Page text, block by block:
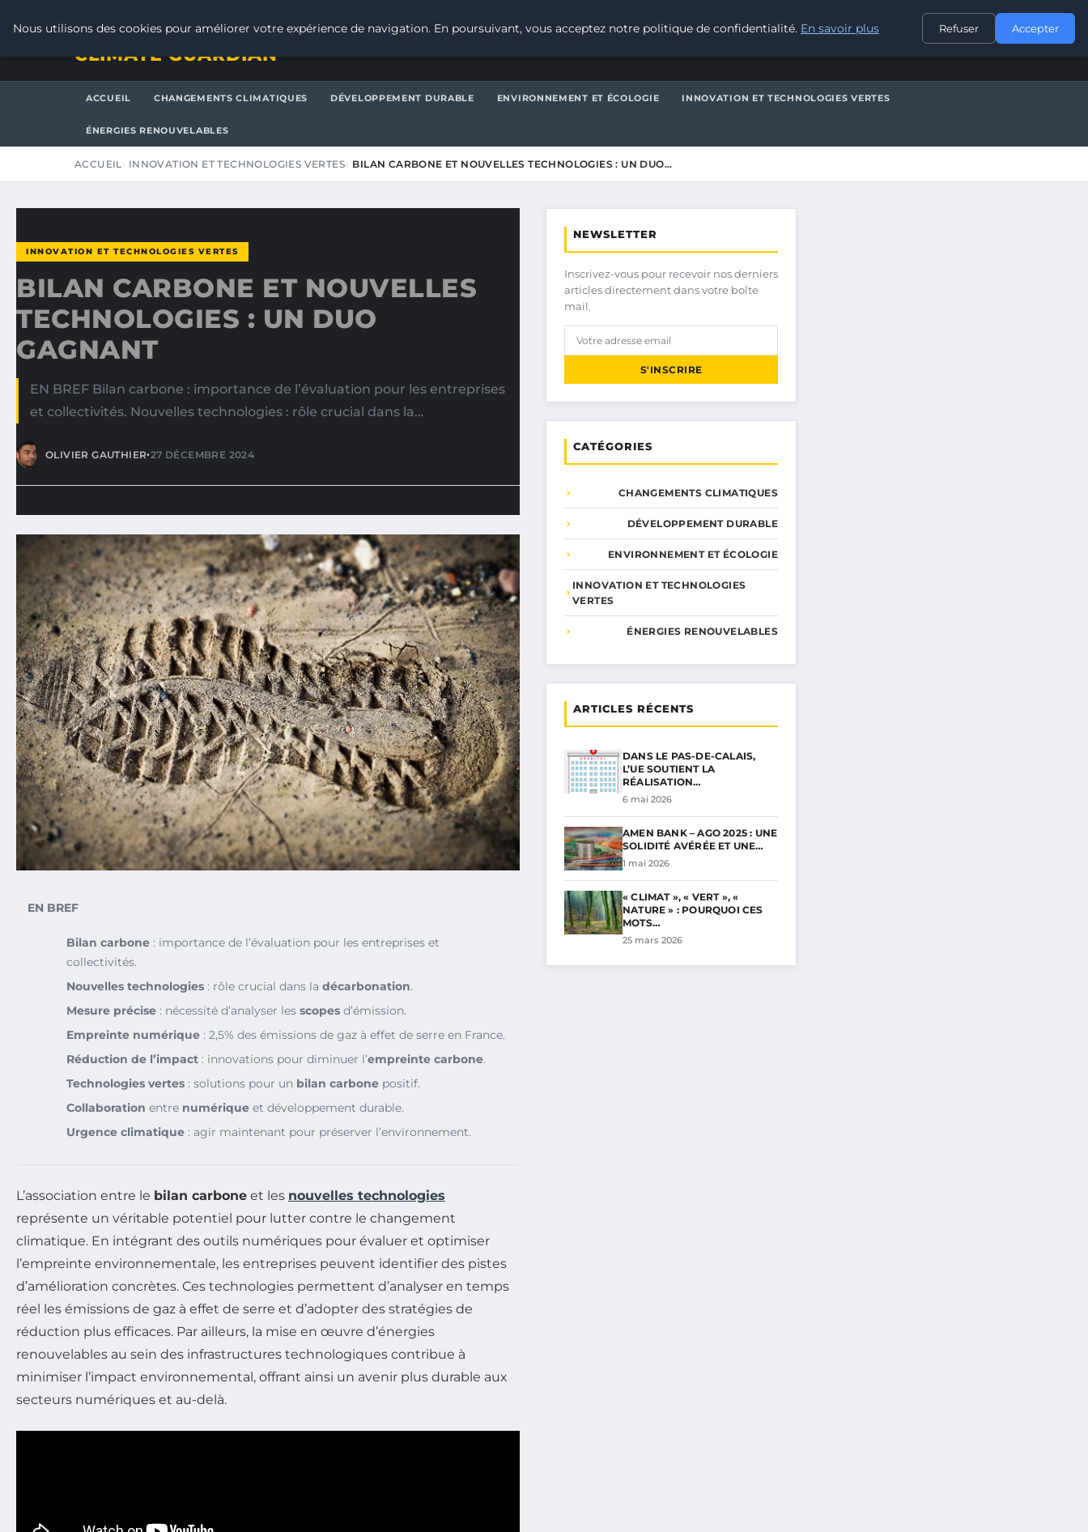
CONTACT
CLIMATE GUARDIAN
ACCUEIL CHANGEMENTS CLIMATIQUES DÉVELOPPEMENT DURABLE ENVIRONNEMENT ET ÉCOLOGIE INNOVATION ET TECHNOLOGIES VERTES
ÉNERGIES RENOUVELABLES
ACCUEIL INNOVATION ET TECHNOLOGIES VERTES BILAN CARBONE ET NOUVELLES TECHNOLOGIES : UN DUO…
INNOVATION ET TECHNOLOGIES VERTES
BILAN CARBONE ET NOUVELLES
TECHNOLOGIES : UN DUO
GAGNANT
EN BREF Bilan carbone : importance de l’évaluation pour les entreprises
et collectivités. Nouvelles technologies : rôle crucial dans la…
OLIVIER GAUTHIER•27 DÉCEMBRE 2024
EN BREF
Bilan carbone : importance de l’évaluation pour les entreprises et
collectivités.
Nouvelles technologies : rôle crucial dans la décarbonation.
Mesure précise : nécessité d’analyser les scopes d’émission.
Empreinte numérique : 2,5% des émissions de gaz à effet de serre en France.
Réduction de l’impact : innovations pour diminuer l’empreinte carbone.
Technologies vertes : solutions pour un bilan carbone positif.
Collaboration entre numérique et développement durable.
Urgence climatique : agir maintenant pour préserver l’environnement.
L’association entre le bilan carbone et les nouvelles technologies
représente un véritable potentiel pour lutter contre le changement
climatique. En intégrant des outils numériques pour évaluer et optimiser
l’empreinte environnementale, les entreprises peuvent identifier des pistes
d’amélioration concrètes. Ces technologies permettent d’analyser en temps
réel les émissions de gaz à effet de serre et d’adopter des stratégies de
réduction plus efficaces. Par ailleurs, la mise en œuvre d’énergies
renouvelables au sein des infrastructures technologiques contribue à
minimiser l’impact environnemental, offrant ainsi un avenir plus durable aux
secteurs numériques et au-delà.
NEWSLETTER
Inscrivez-vous pour recevoir nos derniers
articles directement dans votre boîte
mail.
S'INSCRIRE
CATÉGORIES
CHANGEMENTS CLIMATIQUES
DÉVELOPPEMENT DURABLE
ENVIRONNEMENT ET ÉCOLOGIE
INNOVATION ET TECHNOLOGIES
VERTES
ÉNERGIES RENOUVELABLES
ARTICLES RÉCENTS
DANS LE PAS-DE-CALAIS,
L’UE SOUTIENT LA
RÉALISATION…
6 mai 2026
AMEN BANK – AGO 2025 : UNE
SOLIDITÉ AVÉRÉE ET UNE…
1 mai 2026
« CLIMAT », « VERT », «
NATURE » : POURQUOI CES
MOTS…
25 mars 2026
Nous utilisons des cookies pour améliorer votre expérience de navigation. En poursuivant, vous acceptez notre politique de confidentialité. En savoir plus Refuser Accepter